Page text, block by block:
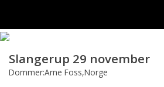
Slangerup 29 november
Dommer:Arne Foss,Norge